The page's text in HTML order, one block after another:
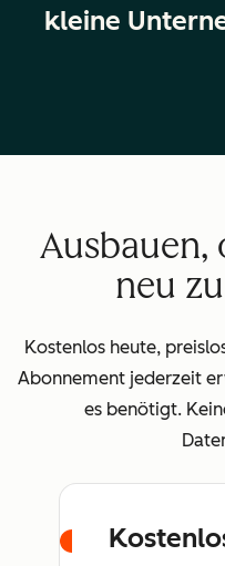
kleine
neu
Kostenlos heute,
Abonnement jederzeit
es benötigt.